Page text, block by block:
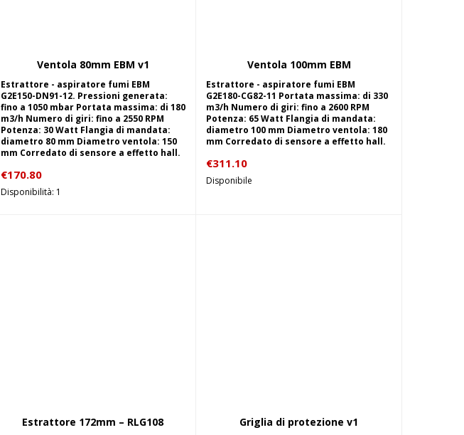
Aggiungi al carrello
Ventola 80mm EBM v1
Estrattore - aspiratore fumi EBM
G2E150-DN91-12. Pressioni generata:
fino a 1050 mbar Portata massima: di 180
m3/h Numero di giri: fino a 2550 RPM
Potenza: 30 Watt Flangia di mandata:
diametro 80 mm Diametro ventola: 150
mm Corredato di sensore a effetto hall.
€170.80
Disponibilità: 1
Aggiungi al carrello
Ventola 100mm EBM
Estrattore - aspiratore fumi EBM
G2E180-CG82-11 Portata massima: di 330
m3/h Numero di giri: fino a 2600 RPM
Potenza: 65 Watt Flangia di mandata:
diametro 100 mm Diametro ventola: 180
mm Corredato di sensore a effetto hall.
€311.10
Disponibile
Aggiungi al carrello
Estrattore 172mm – RLG108 Aggiungi al carrello
Griglia di protezione v1